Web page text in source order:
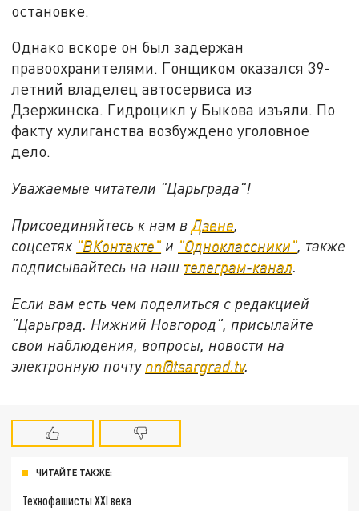
остановке.
Однако вскоре он был задержан
правоохранителями. Гонщиком оказался 39-
летний владелец автосервиса из
Дзержинска. Гидроцикл у Быкова изъяли. По
факту хулиганства возбуждено уголовное
дело.
Уважаемые читатели "Царьграда"!
Присоединяйтесь к нам вДзене,
соцсетях "ВКонтакте" и "Одноклассники", также
подписывайтесь на наш телеграм-канал.
Если вам есть чем поделиться с редакцией
"Царьград. Нижний Новгород", присылайте
свои наблюдения, вопросы, новости на
электронную почту nn@tsargrad.tv.
ЧИТАЙТЕ ТАКЖЕ:
Технофашисты XXI века